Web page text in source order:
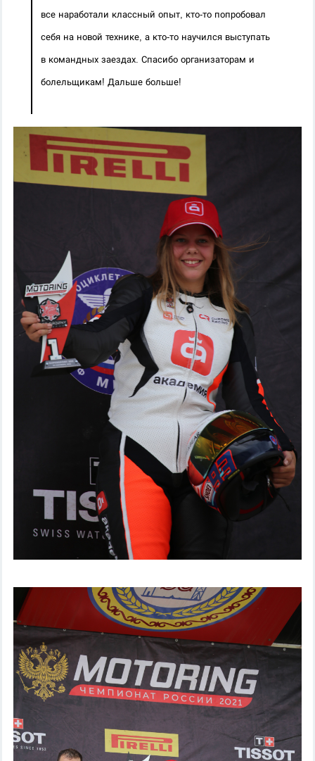
все наработали классный опыт, кто-то попробовал
себя на новой технике, а кто-то научился выступать
в командных заездах. Спасибо организаторам и
болельщикам! Дальше больше!